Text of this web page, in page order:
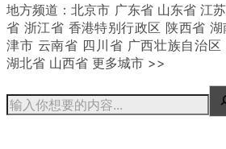
地方频道：北京市 广东省 山东省 江
省 浙江省 香港特别行政区 陕西省
津市 云南省 四川省 广西壮族自治
湖北省 山西省 更多城市 >>